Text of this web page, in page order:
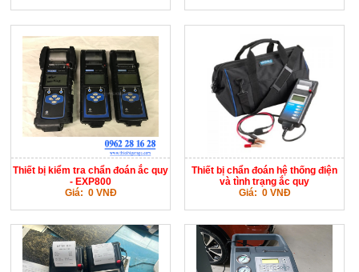
Thiết bị kiểm tra chẩn đoán ắc quy
- EXP800
Giá: 0 VNĐ
Thiết bị chẩn đoán hệ thống điện
và tình trạng ắc quy
Giá: 0 VNĐ